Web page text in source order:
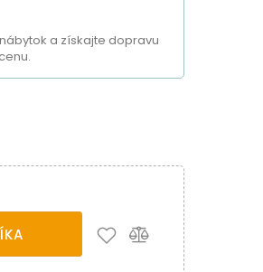
a získajte dopravu